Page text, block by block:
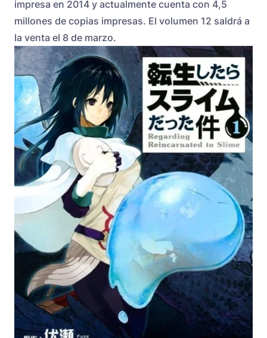
impresa en 2014 y actualmente cuenta con 4,5
millones de copias impresas. El volumen 12 saldrá a
la venta el 8 de marzo.